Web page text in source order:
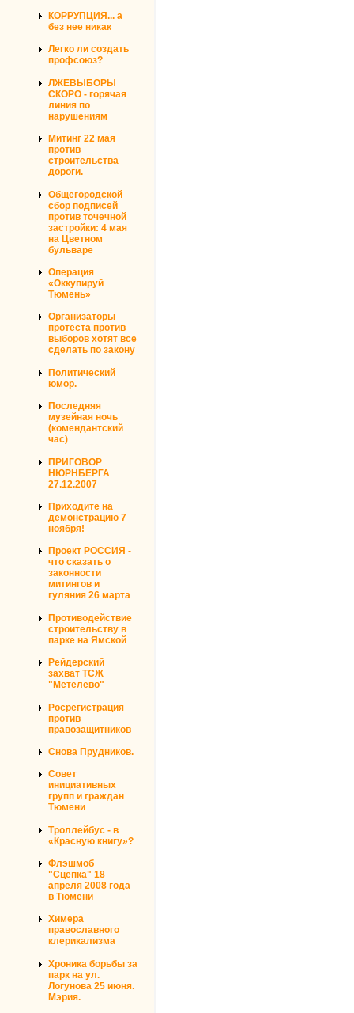
КОРРУПЦИЯ... а
без нее никак
Легко ли создать
профсоюз?
ЛЖЕВЫБОРЫ
СКОРО - горячая
линия по
нарушениям
Митинг 22 мая
против
строительства
дороги.
Общегородской
сбор подписей
против точечной
застройки: 4 мая
на Цветном
бульваре
Операция
«Оккупируй
Тюмень»
Организаторы
протеста против
выборов хотят все
сделать по закону
Политический
юмор.
Последняя
музейная ночь
(комендантский
час)
ПРИГОВОР
НЮРНБЕРГА
27.12.2007
Приходите на
демонстрацию 7
ноября!
Проект РОССИЯ -
что сказать о
законности
митингов и
гуляния 26 марта
Противодействие
строительству в
парке на Ямской
Рейдерский
захват ТСЖ
"Метелево"
Росрегистрация
против
правозащитников
Снова Прудников.
Совет
инициативных
групп и граждан
Тюмени
Троллейбус - в
«Красную книгу»?
Флэшмоб
"Сцепка" 18
апреля 2008 года
в Тюмени
Химера
православного
клерикализма
Хроника борьбы за
парк на ул.
Логунова 25 июня.
Мэрия.